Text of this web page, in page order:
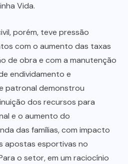
Vida.
porém, teve pressão
com o aumento das taxas
de obra e com a manutenção
endividamento e
patronal demonstrou
dos recursos para
e o aumento do
das famílias, com impacto
apostas esportivas no
o setor, em um raciocínio